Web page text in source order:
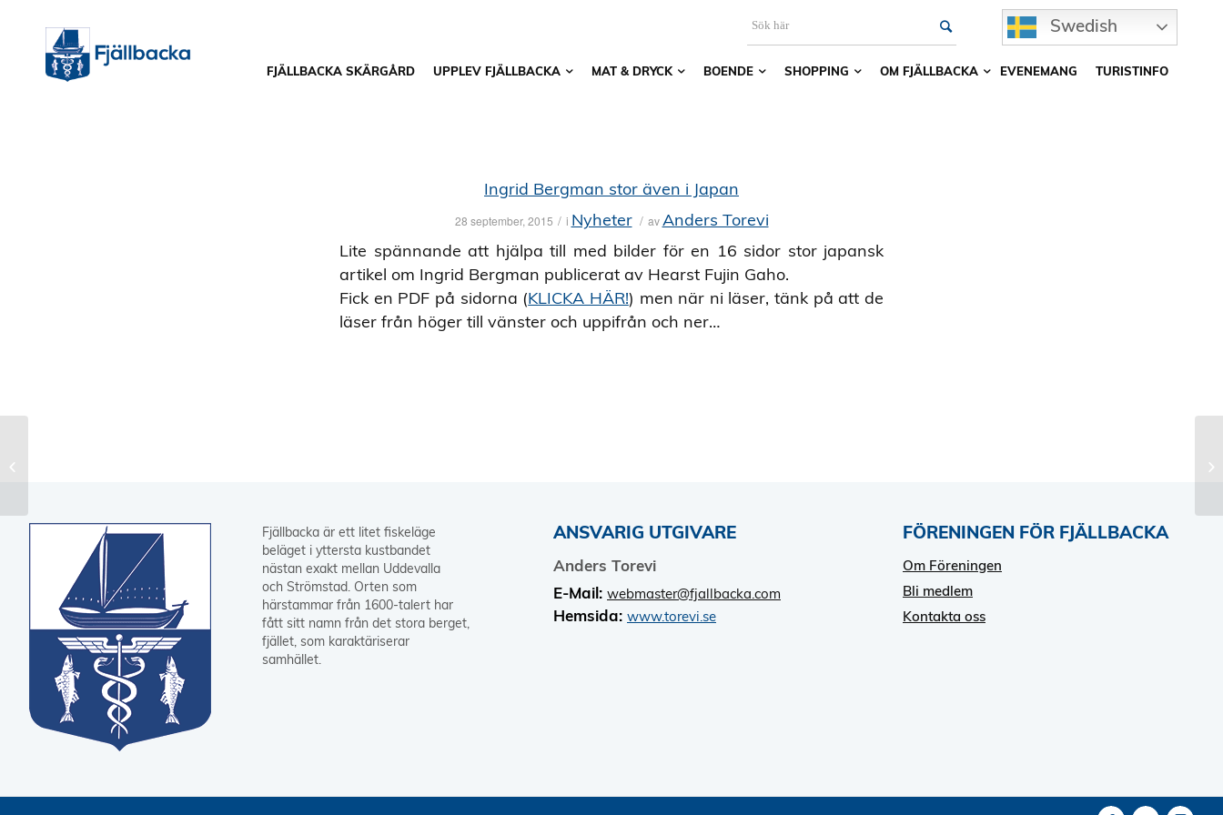
Swedish
FJÄLLBACKA SKÄRGÅRD UPPLEV FJÄLLBACKA MAT & DRYCK BOENDE SHOPPING OM FJÄLLBACKA EVENEMANG TURISTINFO
Ingrid Bergman stor även i Japan
28 september, 2015 / i Nyheter / avAnders Torevi
Lite spännande att hjälpa till med bilder för en 16 sidor stor japansk
artikel om Ingrid Bergman publicerat av Hearst Fujin Gaho.
Fick en PDF på sidorna (KLICKA HÄR!) men när ni läser, tänk på att de
läser från höger till vänster och uppifrån och ner…
Fjällbacka är ett litet fiskeläge
beläget i yttersta kustbandet
nästan exakt mellan Uddevalla
och Strömstad. Orten som
härstammar från 1600-talert har
fått sitt namn från det stora berget,
fjället, som karaktäriserar
samhället.
ANSVARIG UTGIVARE
Anders Torevi
E-Mail: webmaster@fjallbacka.com
Hemsida: www.torevi.se
FÖRENINGEN FÖR FJÄLLBACKA
Om Föreningen
Bli medlem
Kontakta oss